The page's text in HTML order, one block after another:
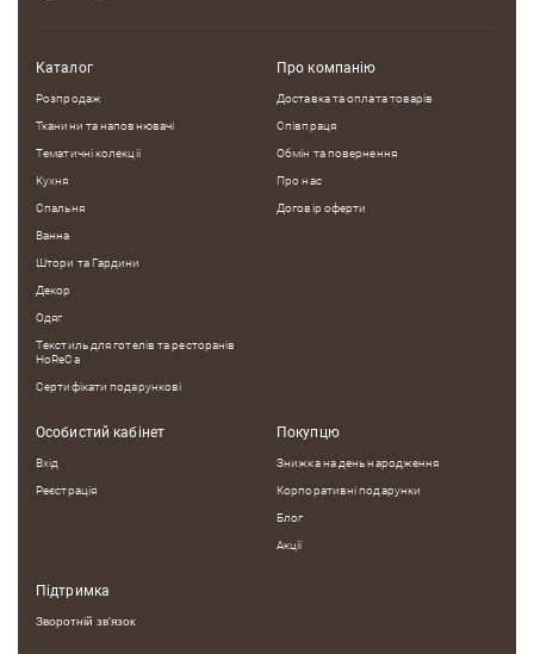
Каталог
Розпродаж
Тканини та наповнювачі
Тематичні колекцii
Кухня
Спальня
Ванна
Штори та Гардини
Декор
Одяг
Текстиль для готелів та ресторанів
HoReCa
Сертифікати подарункові
Про компанію
Доставка та оплата товарів
Співпраця
Обмін та повернення
Про нас
Договір оферти
Особистий кабінет
Вхід
Реєстрація
Покупцю
Знижка на день народження
Корпоративні подарунки
Блог
Акції
Підтримка
Зворотній зв'язок